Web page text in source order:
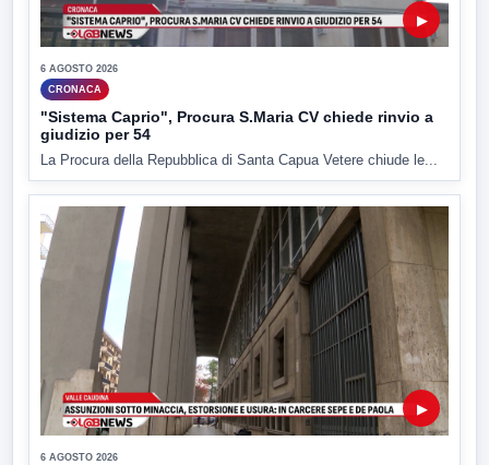
▶
6 AGOSTO 2026
CRONACA
"Sistema Caprio", Procura S.Maria CV chiede rinvio a
giudizio per 54
La Procura della Repubblica di Santa Capua Vetere chiude le...
▶
6 AGOSTO 2026